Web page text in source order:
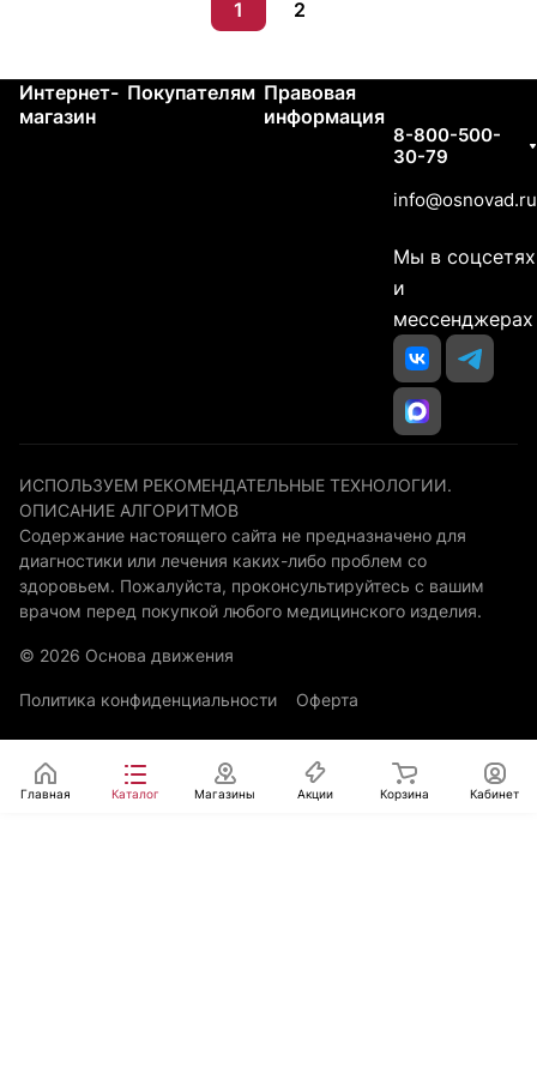
1 2
Интернет-
магазин
Покупателям Правовая
информация
8-800-500-
30-79
info@osnovad.ru
Мы в соцсетях
и
мессенджерах
ИСПОЛЬЗУЕМ РЕКОМЕНДАТЕЛЬНЫЕ ТЕХНОЛОГИИ.
ОПИСАНИЕ АЛГОРИТМОВ
Содержание настоящего сайта не предназначено для
диагностики или лечения каких-либо проблем со
здоровьем. Пожалуйста, проконсультируйтесь с вашим
врачом перед покупкой любого медицинского изделия.
© 2026 Основа движения
Политика конфиденциальности Оферта
Главная Каталог Магазины Акции Корзина Кабинет